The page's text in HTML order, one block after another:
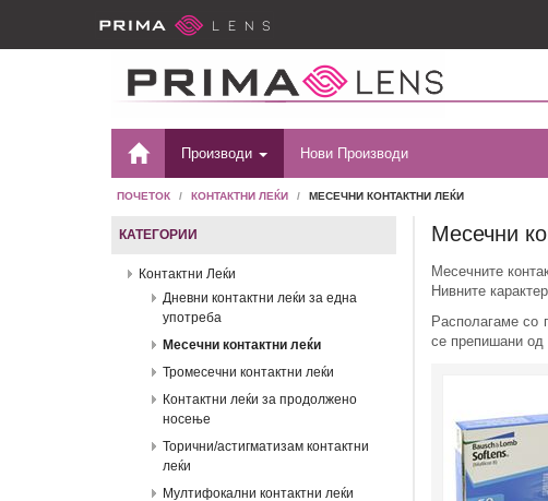
Производи Нови Производи
ПОЧЕТОК КОНТАКТНИ ЛЕЌИ МЕСЕЧНИ КОНТАКТНИ ЛЕЌИ
КАТЕГОРИИ
Контактни Леќи
Дневни контактни леќи за една
употреба
Месечни контактни леќи
Тромесечни контактни леќи
Контактни леќи за продолжено
носење
Торични/астигматизам контактни
леќи
Мултифокални контактни леќи
Месечни
Месечните
Нивните
Располагаме со
се препишани од